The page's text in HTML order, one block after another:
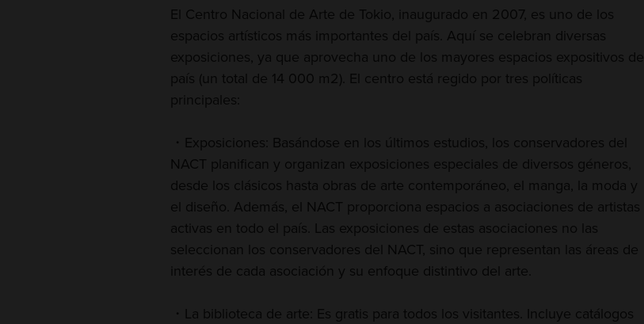
El Centro Nacional de Arte de Tokio, inaugurado en 2007, es uno de los
espacios artísticos más importantes del país. Aquí se celebran diversas
exposiciones, ya que aprovecha uno de los mayores espacios expositivos del
país (un total de 14 000 m2). El centro está regido por tres políticas
principales:
・Exposiciones: Basándose en los últimos estudios, los conservadores del
NACT planifican y organizan exposiciones especiales de diversos géneros,
desde los clásicos hasta obras de arte contemporáneo, el manga, la moda y
el diseño. Además, el NACT proporciona espacios a asociaciones de artistas
activas en todo el país. Las exposiciones de estas asociaciones no las
seleccionan los conservadores del NACT, sino que representan las áreas de
interés de cada asociación y su enfoque distintivo del arte.
・La biblioteca de arte: Es gratis para todos los visitantes. Incluye catálogos